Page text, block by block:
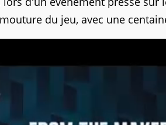
du jeu, avec une